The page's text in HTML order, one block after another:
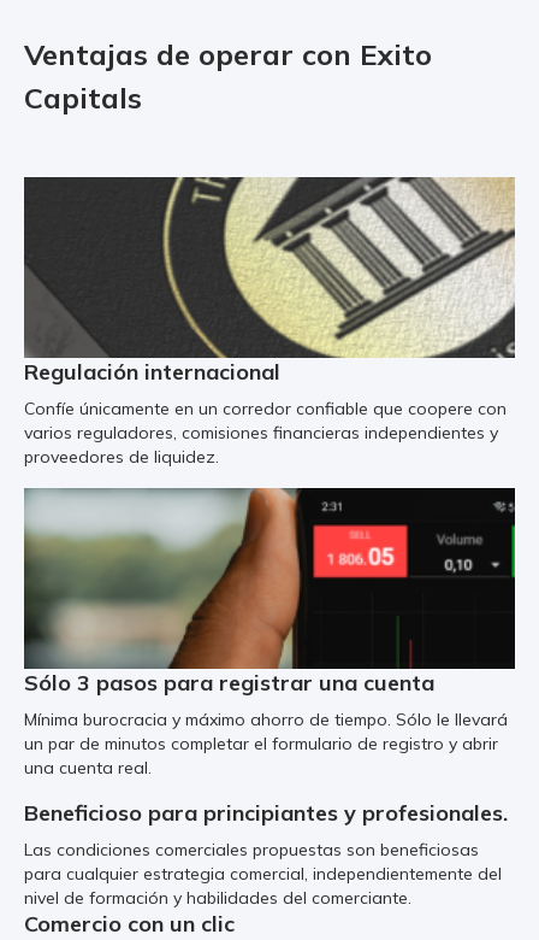
Ventajas de operar con Exito
Capitals
Regulación internacional
Confíe únicamente en un corredor confiable que coopere con
varios reguladores, comisiones financieras independientes y
proveedores de liquidez.
Sólo 3 pasos para registrar una cuenta
Mínima burocracia y máximo ahorro de tiempo. Sólo le llevará
un par de minutos completar el formulario de registro y abrir
una cuenta real.
Beneficioso para principiantes y profesionales.
Las condiciones comerciales propuestas son beneficiosas
para cualquier estrategia comercial, independientemente del
nivel de formación y habilidades del comerciante.
Comercio con un clic